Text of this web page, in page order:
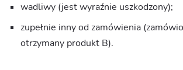
wadliwy (jest wyraźnie uszkodzony);
zupełnie inny od zamówienia
otrzymany produkt B).